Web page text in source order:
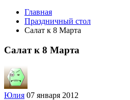
Главная
Праздничный стол
Салат к 8 Марта
Салат к 8 Марта
Юлия 07 января 2012